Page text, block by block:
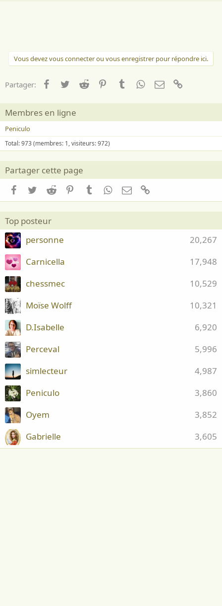
Vous devez vous connecter ou vous enregistrer pour répondre ici.
Partager: Facebook
TwitterReddit PinterestTumblrWhatsApp
Email
Membres en ligne
Peniculo
Total: 973 (membres: 1, visiteurs: 972)
Partager cette page
Facebook
TwitterReddit PinterestTumblrWhatsApp
Email
Top posteur
20,267
personne
17,948
Carnicella
10,529
chessmec
10,321
Moïse Wolff
6,920
D.Isabelle
5,996
Perceval
4,987
simlecteur
3,860
Peniculo
3,852
Oyem
3,605
Gabrielle